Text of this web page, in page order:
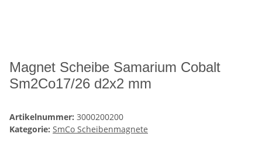
Magnet Scheibe Samarium Cobalt
Sm2Co17/26 d2x2 mm
Artikelnummer: 3000200200
Kategorie: SmCo Scheibenmagnete